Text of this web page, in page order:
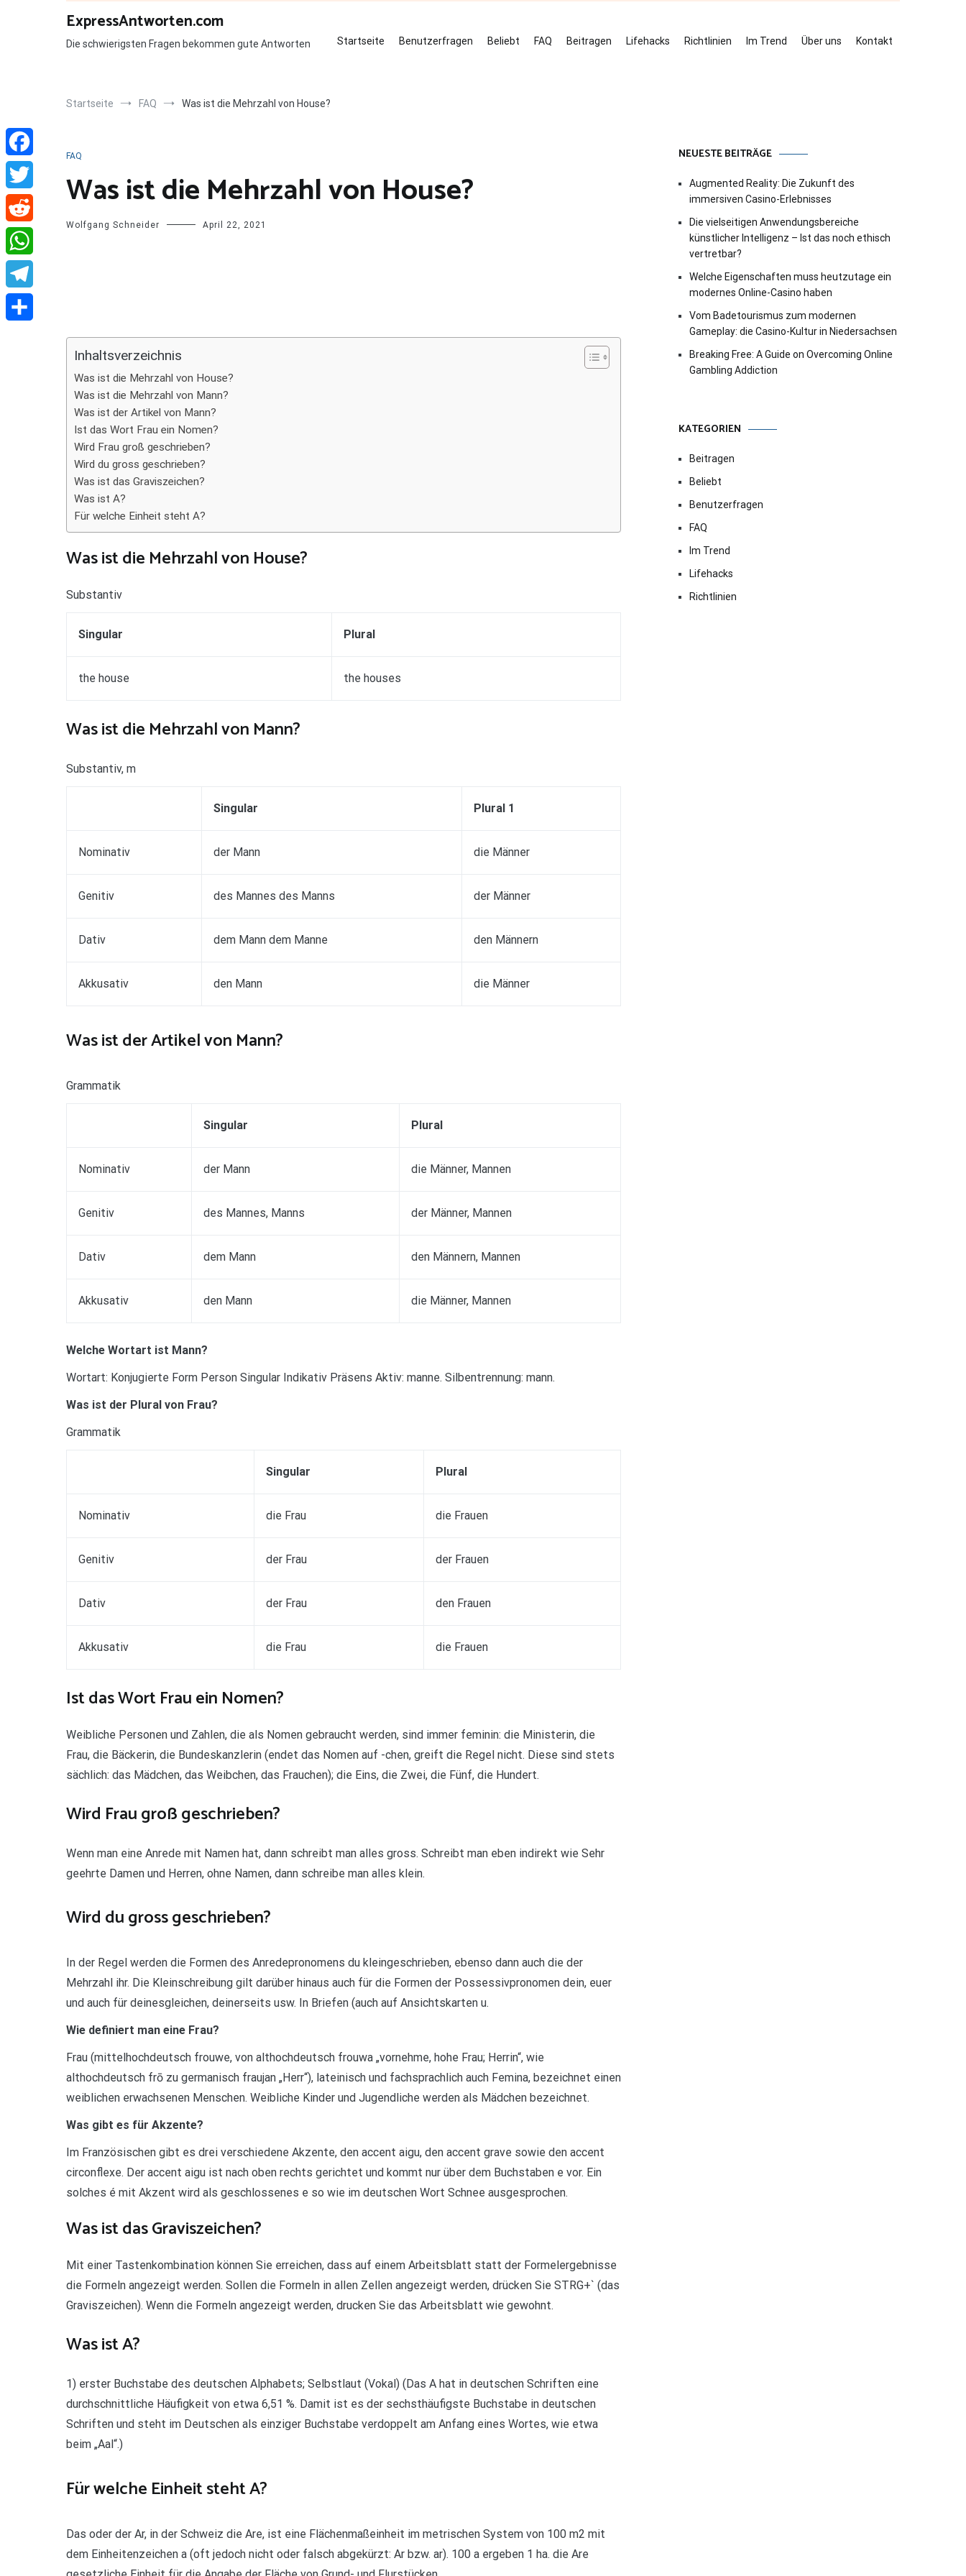
ExpressAntworten.com
Die schwierigsten Fragen bekommen gute Antworten Startseite Benutzerfragen Beliebt FAQ Beitragen Lifehacks Richtlinien Im Trend Über uns Kontakt
Startseite FAQ Was ist die Mehrzahl von House?
FAQ
Was ist die Mehrzahl von House?
Wolfgang Schneider April 22, 2021
Inhaltsverzeichnis
Was ist die Mehrzahl von House?
Was ist die Mehrzahl von Mann?
Was ist der Artikel von Mann?
Ist das Wort Frau ein Nomen?
Wird Frau groß geschrieben?
Wird du gross geschrieben?
Was ist das Graviszeichen?
Was ist A?
Für welche Einheit steht A?
Was ist die Mehrzahl von House?
Substantiv
Singular Plural
the house the houses
Was ist die Mehrzahl von Mann?
Substantiv, m
Singular Plural 1
Nominativ der Mann die Männer
Genitiv des Mannes des Manns der Männer
Dativ dem Mann dem Manne den Männern
Akkusativ den Mann die Männer
Was ist der Artikel von Mann?
Grammatik
Singular Plural
Nominativ der Mann die Männer, Mannen
Genitiv des Mannes, Manns der Männer, Mannen
Dativ dem Mann den Männern, Mannen
Akkusativ den Mann die Männer, Mannen
Welche Wortart ist Mann?
Wortart: Konjugierte Form Person Singular Indikativ Präsens Aktiv: manne. Silbentrennung: mann.
Was ist der Plural von Frau?
Grammatik
Singular Plural
Nominativ die Frau die Frauen
Genitiv der Frau der Frauen
Dativ der Frau den Frauen
Akkusativ die Frau die Frauen
Ist das Wort Frau ein Nomen?
Weibliche Personen und Zahlen, die als Nomen gebraucht werden, sind immer feminin: die Ministerin, die
Frau, die Bäckerin, die Bundeskanzlerin (endet das Nomen auf -chen, greift die Regel nicht. Diese sind stets
sächlich: das Mädchen, das Weibchen, das Frauchen); die Eins, die Zwei, die Fünf, die Hundert.
Wird Frau groß geschrieben?
Wenn man eine Anrede mit Namen hat, dann schreibt man alles gross. Schreibt man eben indirekt wie Sehr
geehrte Damen und Herren, ohne Namen, dann schreibe man alles klein.
Wird du gross geschrieben?
In der Regel werden die Formen des Anredepronomens du kleingeschrieben, ebenso dann auch die der
Mehrzahl ihr. Die Kleinschreibung gilt darüber hinaus auch für die Formen der Possessivpronomen dein, euer
und auch für deinesgleichen, deinerseits usw. In Briefen (auch auf Ansichtskarten u.
Wie definiert man eine Frau?
Frau (mittelhochdeutsch frouwe, von althochdeutsch frouwa „vornehme, hohe Frau; Herrin“, wie
althochdeutsch frō zu germanisch fraujan „Herr“), lateinisch und fachsprachlich auch Femina, bezeichnet einen
weiblichen erwachsenen Menschen. Weibliche Kinder und Jugendliche werden als Mädchen bezeichnet.
Was gibt es für Akzente?
Im Französischen gibt es drei verschiedene Akzente, den accent aigu, den accent grave sowie den accent
circonflexe. Der accent aigu ist nach oben rechts gerichtet und kommt nur über dem Buchstaben e vor. Ein
solches é mit Akzent wird als geschlossenes e so wie im deutschen Wort Schnee ausgesprochen.
Was ist das Graviszeichen?
Mit einer Tastenkombination können Sie erreichen, dass auf einem Arbeitsblatt statt der Formelergebnisse
die Formeln angezeigt werden. Sollen die Formeln in allen Zellen angezeigt werden, drücken Sie STRG+` (das
Graviszeichen). Wenn die Formeln angezeigt werden, drucken Sie das Arbeitsblatt wie gewohnt.
Was ist A?
1) erster Buchstabe des deutschen Alphabets; Selbstlaut (Vokal) (Das A hat in deutschen Schriften eine
durchschnittliche Häufigkeit von etwa 6,51 %. Damit ist es der sechsthäufigste Buchstabe in deutschen
Schriften und steht im Deutschen als einziger Buchstabe verdoppelt am Anfang eines Wortes, wie etwa
beim „Aal“.)
Für welche Einheit steht A?
Das oder der Ar, in der Schweiz die Are, ist eine Flächenmaßeinheit im metrischen System von 100 m2 mit
dem Einheitenzeichen a (oft jedoch nicht oder falsch abgekürzt: Ar bzw. ar). 100 a ergeben 1 ha. die Are
NEUESTE BEITRÄGE
Augmented Reality: Die Zukunft des
immersiven Casino-Erlebnisses
Die vielseitigen Anwendungsbereiche
künstlicher Intelligenz – Ist das noch ethisch
vertretbar?
Welche Eigenschaften muss heutzutage ein
modernes Online-Casino haben
Vom Badetourismus zum modernen
Gameplay: die Casino-Kultur in Niedersachsen
Breaking Free: A Guide on Overcoming Online
Gambling Addiction
KATEGORIEN
Beitragen
Beliebt
Benutzerfragen
FAQ
Im Trend
Lifehacks
Richtlinien
Facebook
Twitter
Reddit
WhatsApp
Telegram